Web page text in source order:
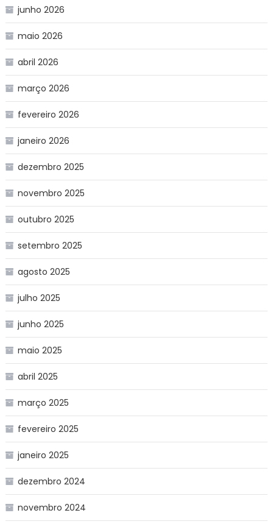
junho 2026
maio 2026
abril 2026
março 2026
fevereiro 2026
janeiro 2026
dezembro 2025
novembro 2025
outubro 2025
setembro 2025
agosto 2025
julho 2025
junho 2025
maio 2025
abril 2025
março 2025
fevereiro 2025
janeiro 2025
dezembro 2024
novembro 2024